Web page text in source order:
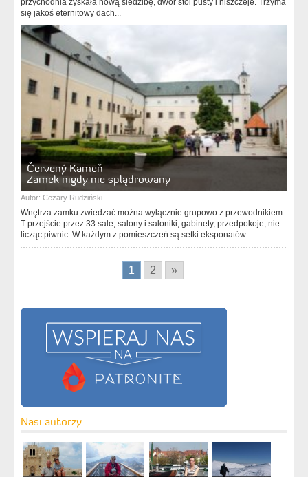
przychodnia zyskała nową siedzibę, dwór stoi pusty i niszczeje. Trzyma
się jakoś eternitowy dach...
Červený Kameň
Zamek nigdy nie splądrowany
Autor: Cezary Rudziński
Wnętrza zamku zwiedzać można wyłącznie grupowo z przewodnikiem.
T przejście przez 33 sale, salony i saloniki, gabinety, przedpokoje, nie
licząc piwnic. W każdym z pomieszczeń są setki eksponatów.
1 2 »
Nasi autorzy